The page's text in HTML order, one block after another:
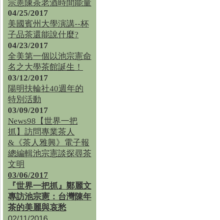
宗憲陳茶老酒時間能量
04/25/2017
美國賓州大學演講--杯
子品茶還能說什麼?
04/23/2017
全美第一個以池宗憲命
名之大學茶館誕生！
03/12/2017
陽明扶輪社40週年的
特別活動
03/09/2017
News98【世界一把
抓】訪問專業茶人
&《茶人雅興》電子報
總編輯池宗憲談探尋茶
文明
03/06/2017
『世界一把抓』鄭麗文
專訪池宗憲：台灣陳年
茶的美麗與哀愁